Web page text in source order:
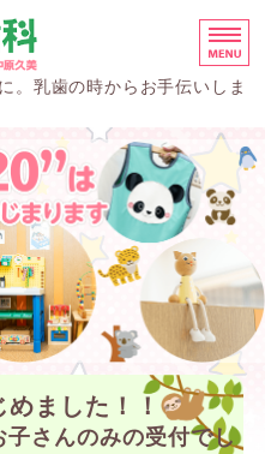
なかはら歯科 名古屋
。乳歯の時からお手伝いしま
ました！！
さんのみの受付でし